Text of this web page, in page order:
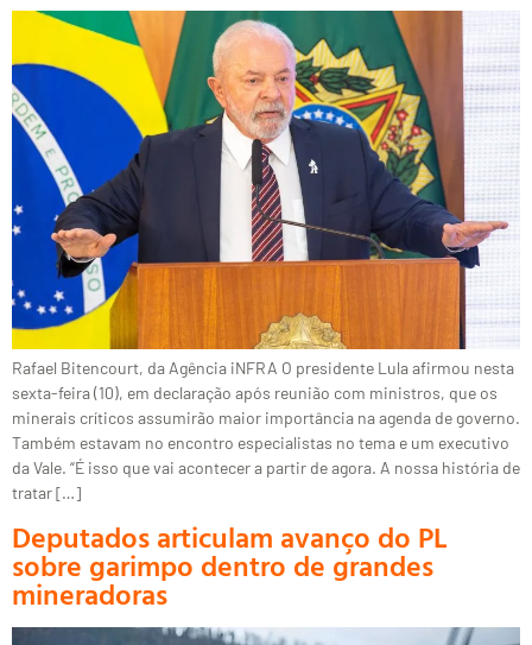
Rafael Bitencourt, da Agência iNFRA O presidente Lula afirmou nesta
sexta-feira (10), em declaração após reunião com ministros, que os
minerais críticos assumirão maior importância na agenda de governo.
Também estavam no encontro especialistas no tema e um executivo
da Vale. “É isso que vai acontecer a partir de agora. A nossa história de
tratar […]
Deputados articulam avanço do PL
sobre garimpo dentro de grandes
mineradoras